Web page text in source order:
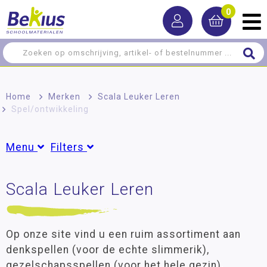
0
Home > Merken > Scala Leuker Leren
Spel/ontwikkeling
Menu Filters
Denkspellen
Groepen
Groep 3
Groep 4(2)
Groep 5 (3)
Groep 6 (8)
Groep 7(10)
Scala Leuker Leren
Op onze site vind u een ruim assortiment aan
denkspellen (voor de echte slimmerik),